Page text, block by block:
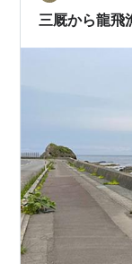
三厩から龍飛